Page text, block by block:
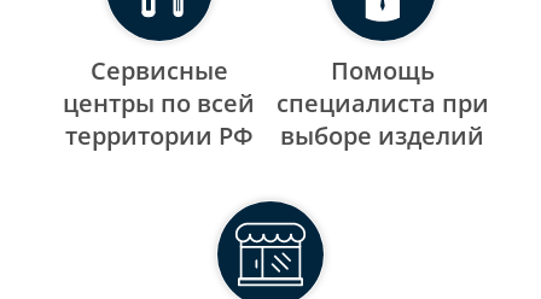
Сервисные
центры по всей
территории РФ
Помощь
специалиста при
выборе изделий